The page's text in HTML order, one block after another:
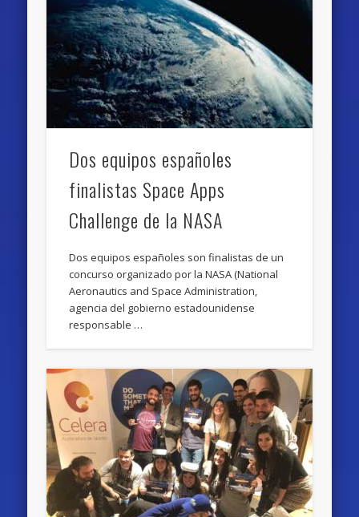
Dos equipos españoles
finalistas Space Apps
Challenge de la NASA
Dos equipos españoles son finalistas de un
concurso organizado por la NASA (National
Aeronautics and Space Administration,
agencia del gobierno estadounidense
responsable …